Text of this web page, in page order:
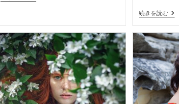
続きを読む